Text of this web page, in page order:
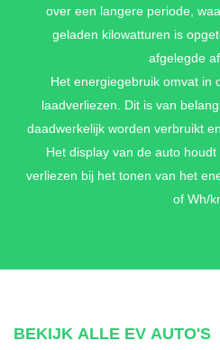
€
Progressieve besturing +
Achteruitrijcamera (KA2) +
(1J2) + Buitenspiegels elektrisch
over een langere periode,
geladen kilowatturen is
afgelegde
Het energiegebruik omvat in
laadverliezen. Dit is van
daadwerkelijk worden verbruikt
Het display van de auto
verliezen bij het tonen van het
of Wh/
BEKIJK ALLE EV AUTO'S